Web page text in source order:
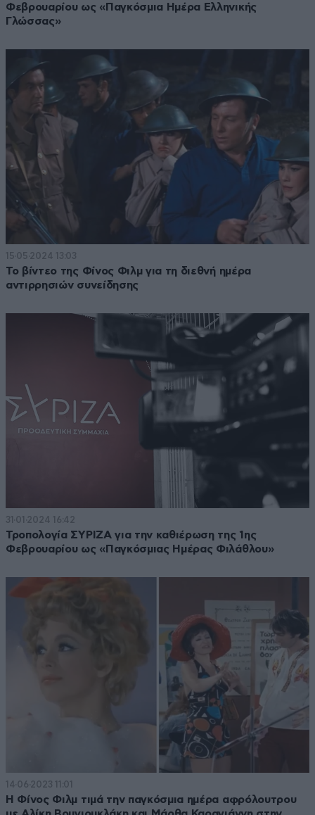
Φεβρουαρίου ως «Παγκόσμια Ημέρα Ελληνικής
Γλώσσας»
15·05·2024 13:03
Το βίντεο της Φίνος Φιλμ για τη διεθνή ημέρα
αντιρρησιών συνείδησης
31·01·2024 16:42
Τροπολογία ΣΥΡΙΖΑ για την καθιέρωση της 1ης
Φεβρουαρίου ως «Παγκόσμιας Ημέρας Φιλάθλου»
14·06·2023 11:01
Η Φίνος Φιλμ τιμά την παγκόσμια ημέρα αφρόλουτρου